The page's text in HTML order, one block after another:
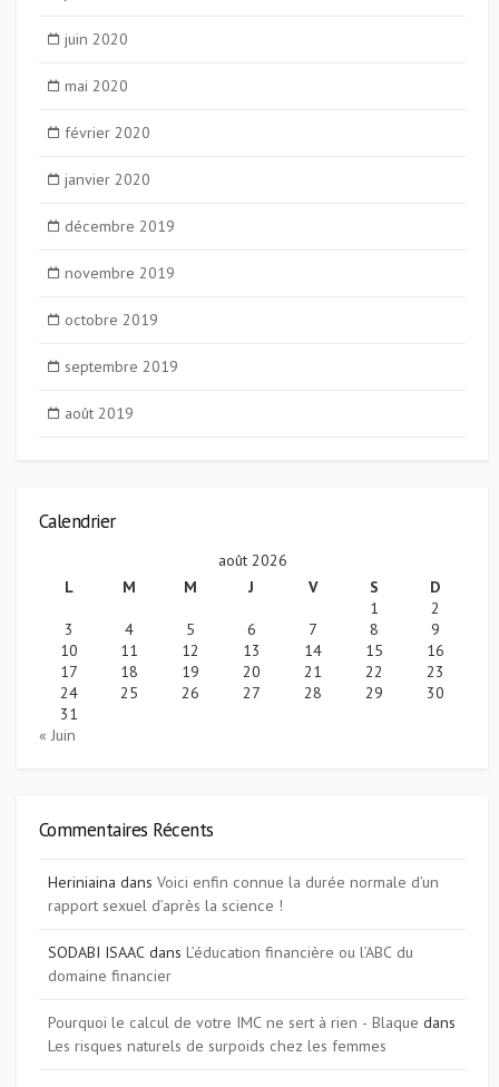
juin 2020
mai 2020
février 2020
janvier 2020
décembre 2019
novembre 2019
octobre 2019
septembre 2019
août 2019
Calendrier
août 2026
L
M M J V S
D
1
2
3
4 5 6 7 8
9
10
11 12 13 14 15
16
17
18 19 20 21 22
23
24
25 26 27 28 29
30
31
« Juin
Commentaires Récents
Heriniaina dans Voici enfin connue la durée normale d’un
rapport sexuel d’après la science !
SODABI ISAAC dans L’éducation financière ou l’ABC du
domaine financier
Pourquoi le calcul de votre IMC ne sert à rien - Blaque dans
Les risques naturels de surpoids chez les femmes